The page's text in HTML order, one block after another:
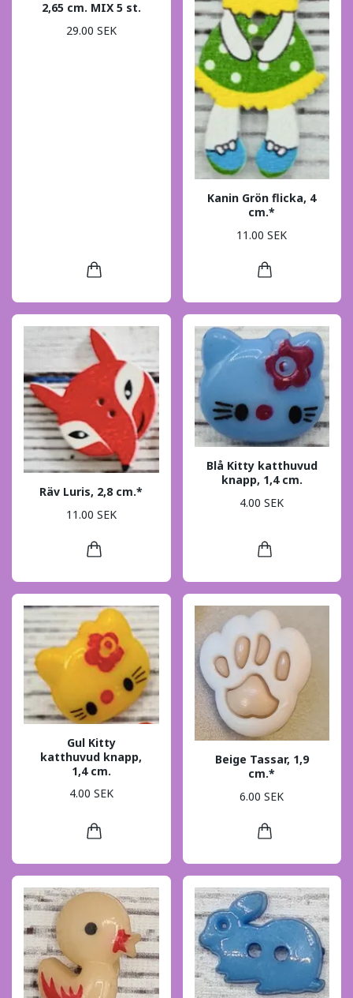
2,65 cm. MIX 5 st.
29.00 SEK
Kanin Grön flicka, 4
cm.*
11.00 SEK
Räv Luris, 2,8 cm.*
11.00 SEK
Blå Kitty katthuvud
knapp, 1,4 cm.
4.00 SEK
Gul Kitty
katthuvud knapp,
1,4 cm.
4.00 SEK
Beige Tassar, 1,9
cm.*
6.00 SEK